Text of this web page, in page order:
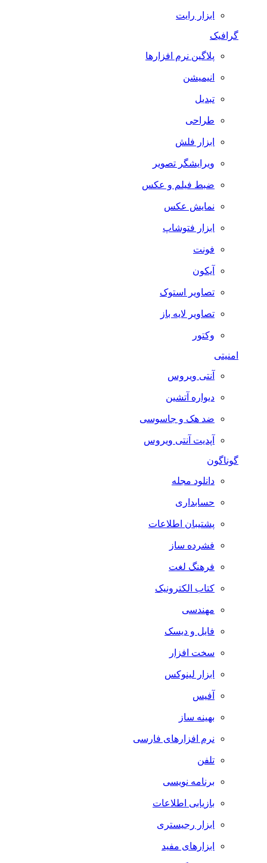
ابزار رایت
گرافیک
پلاگین نرم افزارها
انیمیشن
تبدیل
طراحی
ابزار فلش
ویرایشگر تصویر
ضبط فيلم و عكس
نمایش عکس
ابزار فتوشاپ
فونت
آیکون
تصاویر استوک
تصاویر لایه باز
وکتور
امنیتی
آنتی ویروس
دیواره آتشین
ضد هک و جاسوسی
آپدیت آنتی ویروس
گوناگون
دانلود مجله
حسابداری
پشتیبان اطلاعات
فشرده ساز
فرهنگ لغت
کتاب الکترونیک
مهندسی
فایل و دیسک
سخت افزار
ابزار لینوکس
آفیس
بهینه ساز
نرم افزارهای فارسی
تلفن
برنامه نویسی
بازیابی اطلاعات
ابزار رجیستری
ابزارهای مفید